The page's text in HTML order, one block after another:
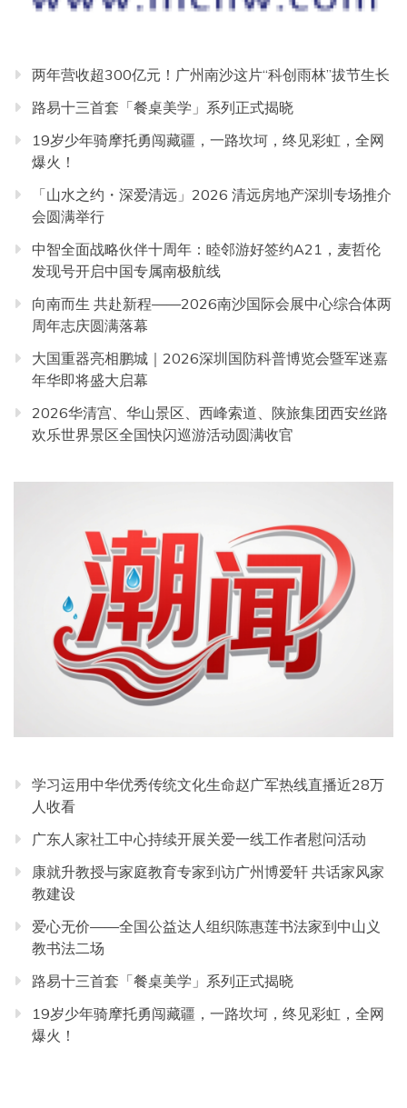
两年营收超300亿元！广州南沙这片“科创雨林”拔节生长
路易十三首套「餐桌美学」系列正式揭晓
19岁少年骑摩托勇闯藏疆，一路坎坷，终见彩虹，全网
爆火！
「山水之约・深爱清远」2026 清远房地产深圳专场推介
会圆满举行
中智全面战略伙伴十周年：睦邻游好签约A21，麦哲伦
发现号开启中国专属南极航线
向南而生 共赴新程——2026南沙国际会展中心综合体两
周年志庆圆满落幕
大国重器亮相鹏城｜2026深圳国防科普博览会暨军迷嘉
年华即将盛大启幕
2026华清宫、华山景区、西峰索道、陕旅集团西安丝路
欢乐世界景区全国快闪巡游活动圆满收官
学习运用中华优秀传统文化生命赵广军热线直播近28万
人收看
广东人家社工中心持续开展关爱一线工作者慰问活动
康就升教授与家庭教育专家到访广州博爱轩 共话家风家
教建设
爱心无价——全国公益达人组织陈惠莲书法家到中山义
教书法二场
路易十三首套「餐桌美学」系列正式揭晓
19岁少年骑摩托勇闯藏疆，一路坎坷，终见彩虹，全网
爆火！